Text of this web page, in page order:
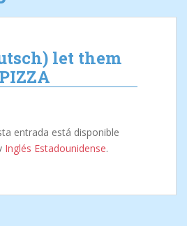
let them
entrada está disponible
Inglés Estadounidense.